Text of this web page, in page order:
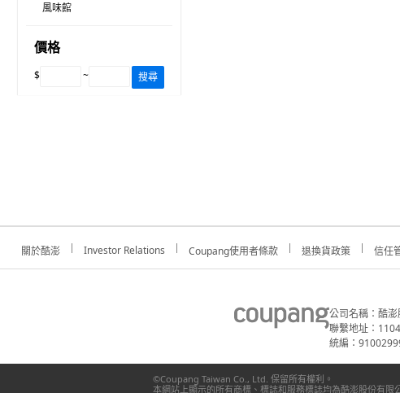
風味館
價格
$ ~ 搜尋
關於酷澎 Investor Relations Coupang使用者條款 退換貨政策 信任
公司名稱：酷
聯繫地址：
統編：
©Coupang Taiwan Co., Ltd. 保留所有權利。
本網站上顯示的所有商標、標誌和服務標誌均為酷澎股份有